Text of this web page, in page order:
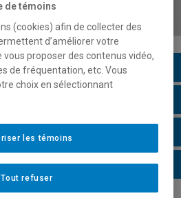
de témoins
(cookies) afin de collecter des
d’améliorer votre
vous proposer des contenus vidéo,
de fréquentation, etc. Vous
choix en sélectionnant
Tout refuser
les témoins